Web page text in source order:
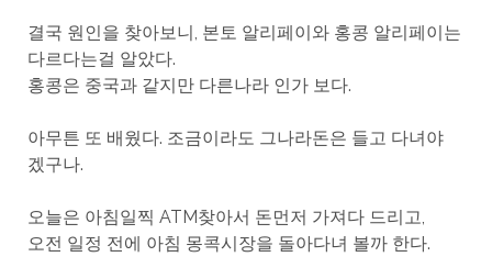
결국 원인을 찾아보니, 본토 알리페이와 홍콩 알리페이는
다르다는걸 알았다.
홍콩은 중국과 같지만 다른나라 인가 보다.
아무튼 또 배웠다. 조금이라도 그나라돈은 들고 다녀야
겠구나.
오늘은 아침일찍 ATM찾아서 돈먼저 가져다 드리고,
오전 일정 전에 아침 몽콕시장을 돌아다녀 볼까 한다.